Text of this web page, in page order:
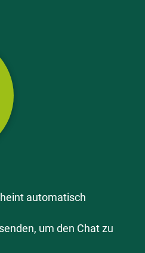
automatisch
um den Chat zu